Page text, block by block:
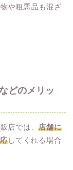
や粗悪品も混ざ
どのメリッ
店では、店舗に
してくれる場合